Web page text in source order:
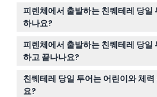
피렌체에서 출발하는 친퀘테레 당일
하나요?
이 웹사이트에서 선호하는 날짜와
심 포함)을 선택하여 친퀘테레 당
로 예약할 수 있습니다.
피렌체에서 출발하는 친퀘테레 당일
하고 끝나나요?
투어는 보통 오전 7시경 피렌체에서
동안 진행되어 저녁에 돌아옵니다.
친퀘테레 당일 투어는 어린이와 체
요?